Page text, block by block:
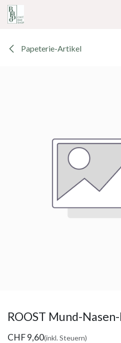
Papeterie-Artikel
ROOST Mund-
CHF9,60(inkl. Steuern)